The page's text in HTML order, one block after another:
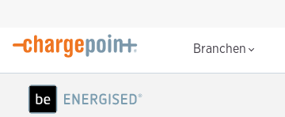
Branchen